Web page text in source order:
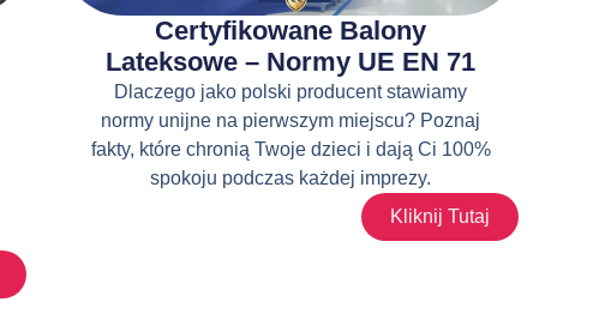
Certyfikowane Balony
Lateksowe – Normy UE EN 71
Dlaczego jako polski producent stawiamy
normy unijne na pierwszym miejscu? Poznaj
fakty, które chronią Twoje dzieci i dają Ci 100%
spokoju podczas każdej imprezy.
Kliknij Tutaj